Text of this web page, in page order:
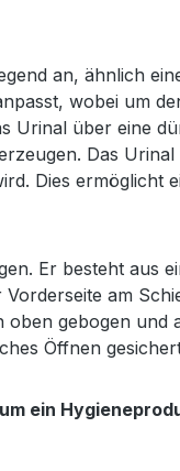
an, ähnlich
wobei um
Urinal über eine
Das
Dies ermöglicht
Er besteht aus
am
gebogen
Öffnen
ein